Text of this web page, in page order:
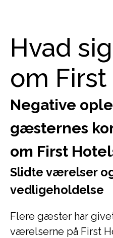
Hvad
om
Negative
gæsternes
om First
Slidte værelser
vedligeholdelse
Flere gæster har
værelserne på First